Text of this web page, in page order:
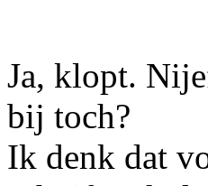
Ja, klopt.
bij toch?
Ik denk dat